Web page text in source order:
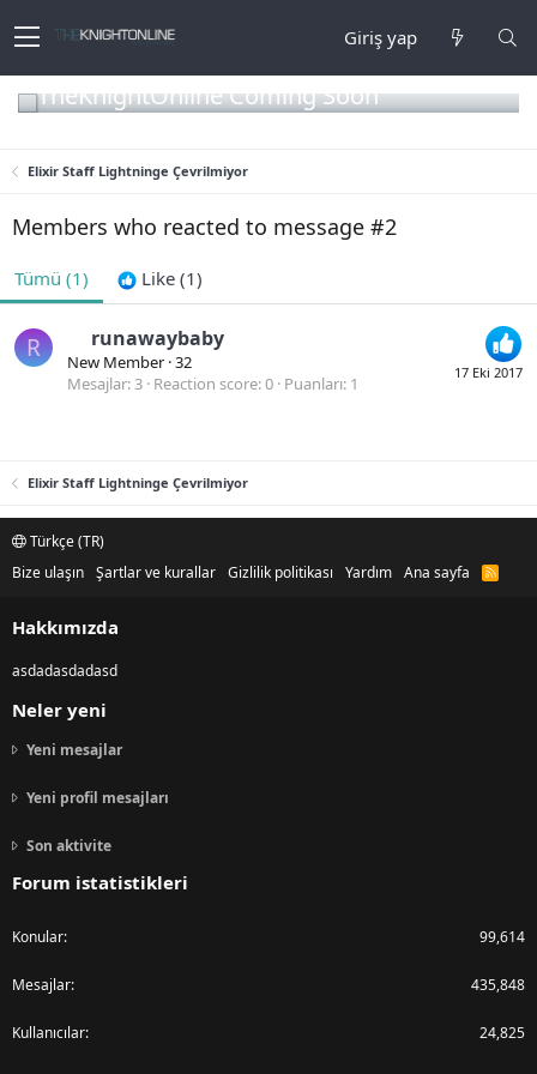
Giriş yap
TheKnightOnline Coming Soon
Elixir Staff Lightninge Çevrilmiyor
Members who reacted to message #2
Tümü (1) Like (1)
R
17 Eki 2017
runawaybaby
New Member ·32
Mesajlar 3 Reaction score 0 Puanları 1
Elixir Staff Lightninge Çevrilmiyor
Türkçe (TR)
Bize ulaşın Şartlar ve kurallar Gizlilik politikası Yardım Ana sayfa
R
Hakkımızda
asdadasdadasd
Neler yeni
Yeni mesajlar
Yeni profil mesajları
Son aktivite
Forum istatistikleri
Konular 99,614
Mesajlar 435,848
Kullanıcılar 24,825